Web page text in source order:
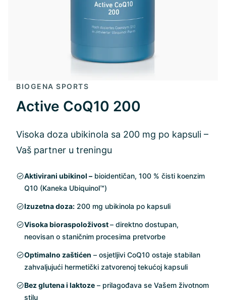
BIOGENA SPORTS
Active CoQ10 200
Visoka doza ubikinola sa 200 mg po kapsuli –
Vaš partner u treningu
Aktivirani ubikinol – bioidentičan, 100 % čisti koenzim
Q10 (Kaneka Ubiquinol™)
Izuzetna doza: 200 mg ubikinola po kapsuli
Visoka bioraspoloživost– direktno dostupan,
neovisan o staničnim procesima pretvorbe
Optimalno zaštićen – osjetljivi CoQ10 ostaje stabilan
zahvaljujući hermetički zatvorenoj tekućoj kapsuli
Bez glutena i laktoze – prilagođava se Vašem životnom
stilu